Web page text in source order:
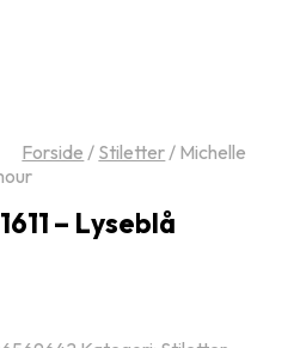
Forside / Stiletter/ Michelle
– Lyseblå